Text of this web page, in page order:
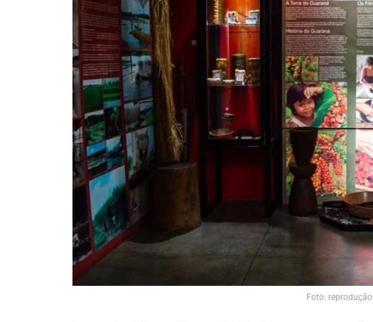
Foto: reprodução